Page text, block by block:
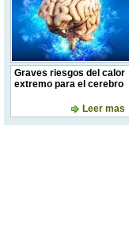
Graves riesgos del calor
extremo para el cerebro
Leer mas